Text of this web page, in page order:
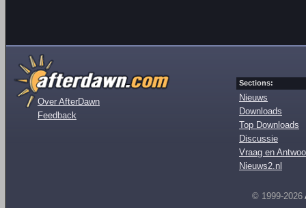
Over AfterDawn
Feedback
Sections:
Nieuws
Downloads
Top Downloads
Discussie
Vraag en
Nieuws2.nl
© 1999-2026